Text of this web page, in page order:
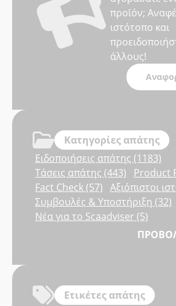
προϊόν;
ιστότοπο και
άλλους!
Κατηγορίες απάτης
Ειδοποιήσεις απάτης (1183)
Τάσεις απάτης (443)
Product
Fact Check (57) Αξιόπιστοι
Συμβουλές & Υποστήριξη (32)
Νέα για το Scaadviser (5)
Ετικέτες απάτης